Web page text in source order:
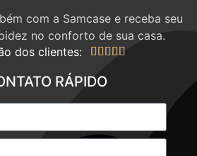
com a Samcase e receba seu
no conforto de sua casa.
dos clientes:
    
RÁPIDO